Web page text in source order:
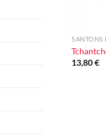
SANTONS
13,80€